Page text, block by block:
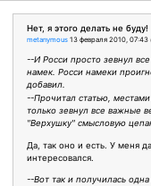
Нет, я этого делать не буду!
metanymous 13 февраля 2010, 07:43
--И Росси просто зевнул
намек. Росси намеки
добавил.
--Прочитал статью,
только зевнул все важные
"Верхушку" смысловую
Да, так оно и есть. У меня
интересовался.
--Вот так и получилась